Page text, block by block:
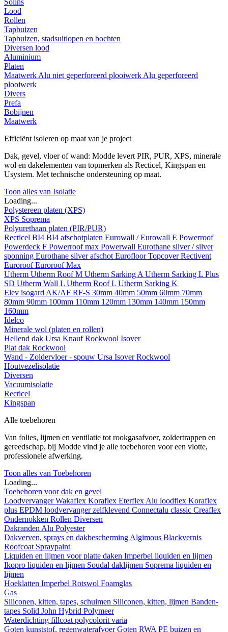
Solins
Lood
Rollen
Tapbuizen
Tapbuizen, stadsuitlopen en bochten
Diversen lood
Aluminium
Platen
Maatwerk Alu niet geperforeerd plooiwerk Alu geperforeerd
plooiwerk
Divers
Prefa
Bobijnen
Maatwerk
Efficiënt isoleren op maat van je project
Dak, gevel, vloer of wand: Modde levert PIR, PUR, XPS, minerale
wol en dakelementen van topmerken als Recticel, Kingspan en
Usystem. Met technische ondersteuning op maat.
Toon alles van Isolatie
Loading...
Polystereen platen (XPS)
XPS Soprema
Polyurethaan platen (PIR/PUR)
Recticel BI4 BI4 afschotplaten Eurowall / Eurowall E Powerroof
Powerdeck F Powerroof max Powerwall Eurothane silver / silver
sponning Eurothane silver afschot EurofloorTopcoverRectivent
EuroroofEuroroof Max
Utherm Utherm Roof M Utherm Sarking A Utherm Sarking L Plus
SD Utherm Wall L Utherm Roof L Utherm Sarking K
Elev isogard AK/AF RF-S 30mm 40mm 50mm 60mm 70mm
80mm 90mm 100mm 110mm 120mm 130mm 140mm 150mm
160mm
Idelco
Minerale wol (platen en rollen)
Hellend dak Ursa KnaufRockwool Isover
Plat dak Rockwool
Wand - Zoldervloer - spouw Ursa IsoverRockwool
Houtvezelisolatie
Diversen
Vacuumisolatie
Recticel
Kingspan
Alle toebehoren
Van folies, lijmen en ventilatie tot rookgasafvoer, zoldertrappen en
gereedschap, bij Modde vind je alle toebehoren voor een vlotte,
professionele afwerking.
Toon alles van Toebehoren
Loading...
Toebehoren voor dak en gevel
LoodvervangerWakaflex Koraflex Eterflex Alu loodflex Koraflex
plus EPDM loodvervanger zelfklevend Connectalu classic Creaflex
Ondernokken Rollen Diversen
Dakranden Alu Polyester
Dakverven, sprays en dakbescherming Algimous Blackvernis
Roofcoat Spraypaint
Liquiden en lijmen voor platte daken Imperbel liquiden en lijmen
Ikopro liquiden en lijmen Soudal daklijmen Soprema liquiden en
lijmen
Hoeklatten Imperbel Rotswol Foamglas
Gas
Siliconen, kitten, tapes, schuimen Siliconen, kitten, lijmen Banden-
tapes Solid John Hybrid Polymeer
Waterdichting fillcoat polycolorit varia
Goten kunststof, regenwaterafvoerGoten RWA PE buizen en